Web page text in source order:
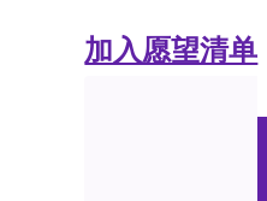
加入愿望清单